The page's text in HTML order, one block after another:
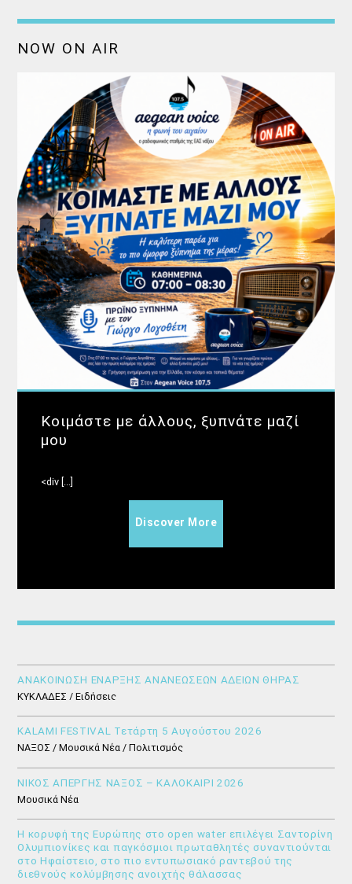
NOW ON AIR
Κοιμάστε με άλλους, ξυπνάτε μαζί
μου
<div [...]
Discover More
ΑΝΑΚΟΙΝΩΣΗ ΕΝΑΡΞΗΣ ΑΝΑΝΕΩΣΕΩΝ ΑΔΕΙΩΝ ΘΗΡΑΣ
ΚΥΚΛΑΔΕΣ / Ειδήσεις
KALAMI FESTIVAL Τετάρτη 5 Αυγούστου 2026
ΝΑΞΟΣ / Μουσικά Νέα / Πολιτισμός
ΝΙΚΟΣ ΑΠΕΡΓΗΣ ΝΑΞΟΣ – ΚΑΛΟΚΑΙΡΙ 2026
Μουσικά Νέα
Η κορυφή της Ευρώπης στο open water επιλέγει Σαντορίνη
Ολυμπιονίκες και παγκόσμιοι πρωταθλητές συναντιούνται
στο Ηφαίστειο, στο πιο εντυπωσιακό ραντεβού της
διεθνούς κολύμβησης ανοιχτής θάλασσας